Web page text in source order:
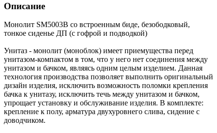
Описание
Монолит SM5003B со встроенным биде, безободковый,
тонкое сиденье ДП (с гофрой и подводкой)
Унитаз - монолит (моноблок) имеет приемущества перед
унитазом-компактом в том, что у него нет соединения между
унитазом и бачком, являясь одним целым изделием. Данная
технология производства позволяет выполнить оригинальный
дизайн изделия, исключить возможность поломки крепления
бачка к унитазу, исключить течь между унитазом и бачком,
упрощает установку и обслуживание изделия. В комплекте:
крепление к полу, арматура двухуровнего слива, сидение с
доводчиком.